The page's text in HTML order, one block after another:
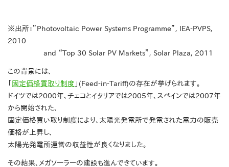
※出所：”Photovoltaic Power Systems Programme”, IEA-PVPS,
2010
and “Top 30 Solar PV Markets”, Solar Plaza, 2011
この背景には、
固定価格買取り制度 」(Feed-in-Tariff)の存在が挙げられます。
ドイツでは2000年、チェコとイタリアでは2005年、スペインでは2007年
から開始された、
固定価格買い取り制度により、太陽光発電所で発電された電力の販売
価格が上昇し、
太陽光発電所運営の収益性が良くなりました。
その結果、メガソーラーの建設も進んできています。